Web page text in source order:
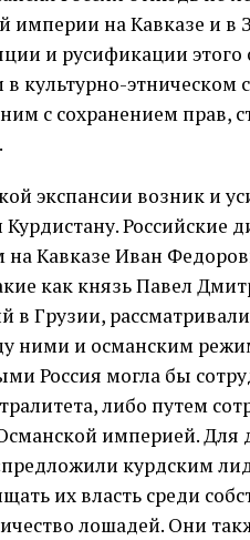
империи на Кавказе и в
и русификации
в культурно-
с сохранением прав,
экспансии возник и
Российские
Кавказе Иван
как князь Павел
Грузии,
ними и османским
Россия могла бы
либо путем
империей. Для
курдским
их власть среди
лошадей. Они